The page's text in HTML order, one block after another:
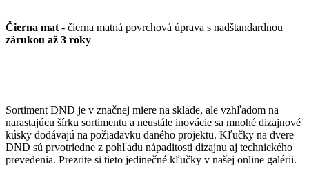
Čierna mat - čierna matná povrchová úprava s nadštandardnou
zárukou až 3 roky
Sortiment DND je v značnej miere na sklade, ale vzhľadom na
narastajúcu šírku sortimentu a neustále inovácie sa mnohé dizajnové
kúsky dodávajú na požiadavku daného projektu. Kľučky na dvere
DND sú prvotriedne z pohľadu nápaditosti dizajnu aj technického
prevedenia. Prezrite si tieto jedinečné kľučky v našej online galérii.